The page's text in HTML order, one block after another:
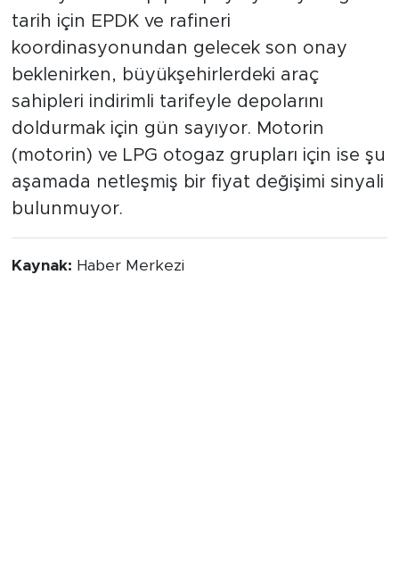
tarih için EPDK ve rafineri
koordinasyonundan gelecek son onay
beklenirken, büyükşehirlerdeki araç
sahipleri indirimli tarifeyle depolarını
doldurmak için gün sayıyor. Motorin
(motorin) ve LPG otogaz grupları için ise şu
aşamada netleşmiş bir fiyat değişimi sinyali
bulunmuyor.
Kaynak: Haber Merkezi